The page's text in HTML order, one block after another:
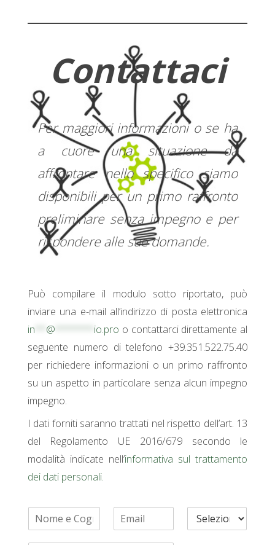
Contattaci
Per maggiori informazioni o se ha
a cuore una situazione da
affrontare nello specifico siamo
disponibili per un primo raffronto
preliminare senza impegno e per
rispondere alle sue domande.
Può compilare il modulo sotto riportato, può
inviare una e-mail all’indirizzo di posta elettronica
in
@ io.pro o contattarci direttamente al
seguente numero di telefono +39.351.522.75.40
per richiedere informazioni o un primo raffronto
su un aspetto in particolare senza alcun impegno
impegno.
I dati forniti saranno trattati nel rispetto dell’art. 13
del Regolamento UE 2016/679 secondo le
modalità indicate nell’informativa sul trattamento
dei dati personali.